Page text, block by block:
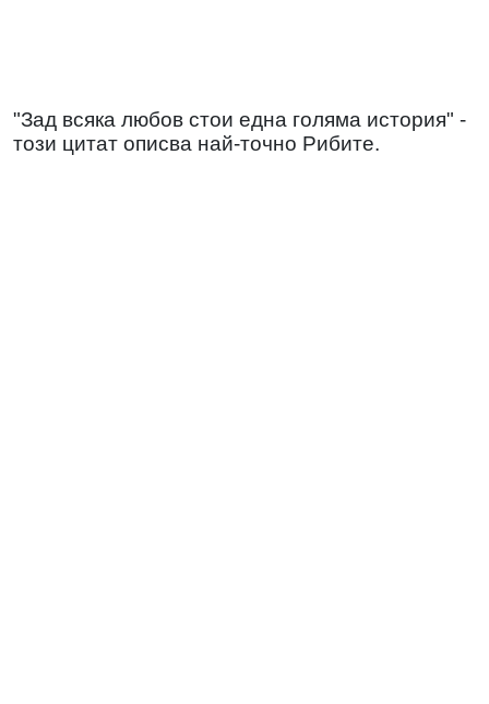
"Зад всяка любов стои една голяма история" -
този цитат описва най-точно Рибите.